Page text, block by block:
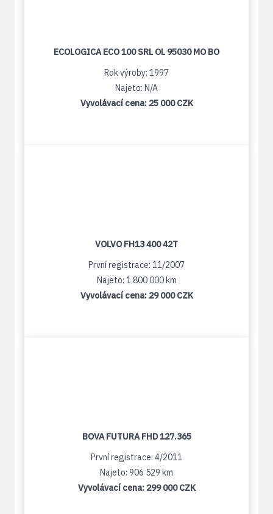
ECOLOGICA ECO 100 SRL OL 95030 MO BO
Rok výroby: 1997
Najeto: N/A
Vyvolávací cena: 25 000 CZK
VOLVO FH13 400 42T
První registrace: 11/2007
Najeto: 1 800 000 km
Vyvolávací cena: 29 000 CZK
BOVA FUTURA FHD 127.365
První registrace: 4/2011
Najeto: 906 529 km
Vyvolávací cena: 299 000 CZK